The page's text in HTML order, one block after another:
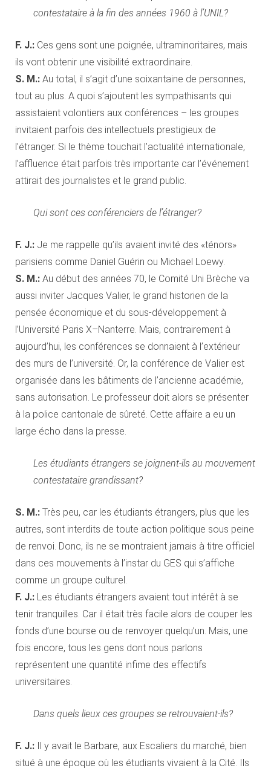
contestataire à la fin des années 1960 à l’UNIL?
F. J.: Ces gens sont une poignée, ultraminoritaires, mais
ils vont obtenir une visibilité extraordinaire.
S. M.: Au total, il s’agit d’une soixantaine de personnes,
tout au plus. A quoi s’ajoutent les sympathisants qui
assistaient volontiers aux conférences – les groupes
invitaient parfois des intellectuels prestigieux de
l’étranger. Si le thème touchait l’actualité internationale,
l’affluence était parfois très importante car l’événement
attirait des journalistes et le grand public.
Qui sont ces conférenciers de l’étranger?
F. J.: Je me rappelle qu’ils avaient invité des «ténors»
parisiens comme Daniel Guérin ou Michael Loewy.
S. M.: Au début des années 70, le Comité Uni Brèche va
aussi inviter Jacques Valier, le grand historien de la
pensée économique et du sous-développement à
l’Université Paris X–Nanterre. Mais, contrairement à
aujourd’hui, les conférences se donnaient à l’extérieur
des murs de l’université. Or, la conférence de Valier est
organisée dans les bâtiments de l’ancienne académie,
sans autorisation. Le professeur doit alors se présenter
à la police cantonale de sûreté. Cette affaire a eu un
large écho dans la presse.
Les étudiants étrangers se joignent-ils au mouvement
contestataire grandissant?
S. M.: Très peu, car les étudiants étrangers, plus que les
autres, sont interdits de toute action politique sous peine
de renvoi. Donc, ils ne se montraient jamais à titre officiel
dans ces mouvements à l’instar du GES qui s’affiche
comme un groupe culturel.
F. J.: Les étudiants étrangers avaient tout intérêt à se
tenir tranquilles. Car il était très facile alors de couper les
fonds d’une bourse ou de renvoyer quelqu’un. Mais, une
fois encore, tous les gens dont nous parlons
représentent une quantité infime des effectifs
universitaires.
Dans quels lieux ces groupes se retrouvaient-ils?
F. J.: Il y avait le Barbare, aux Escaliers du marché, bien
situé à une époque où les étudiants vivaient à la Cité. Ils